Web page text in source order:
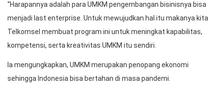
“Harapannya adalah para UMKM pengembangan bisinisnya bisa
menjadi last enterprise. Untuk mewujudkan hal itu makanya kita
Telkomsel membuat program ini untuk meningkat kapabilitas,
kompetensi, serta kreativitas UMKM itu sendiri.
Ia mengungkapkan, UMKM merupakan penopang ekonomi
sehingga Indonesia bisa bertahan di masa pandemi.